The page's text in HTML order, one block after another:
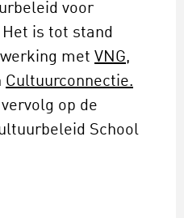
voor
is tot stand
met VNG,
Cultuurconnectie.
op de
School